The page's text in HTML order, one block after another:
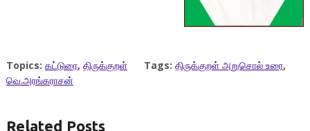
Topics: கட்டுரை, திருக்குறள் Tags: திருக்குறள் அறுசொல் உரை,
வெ.அரங்கராசன்
Related Posts